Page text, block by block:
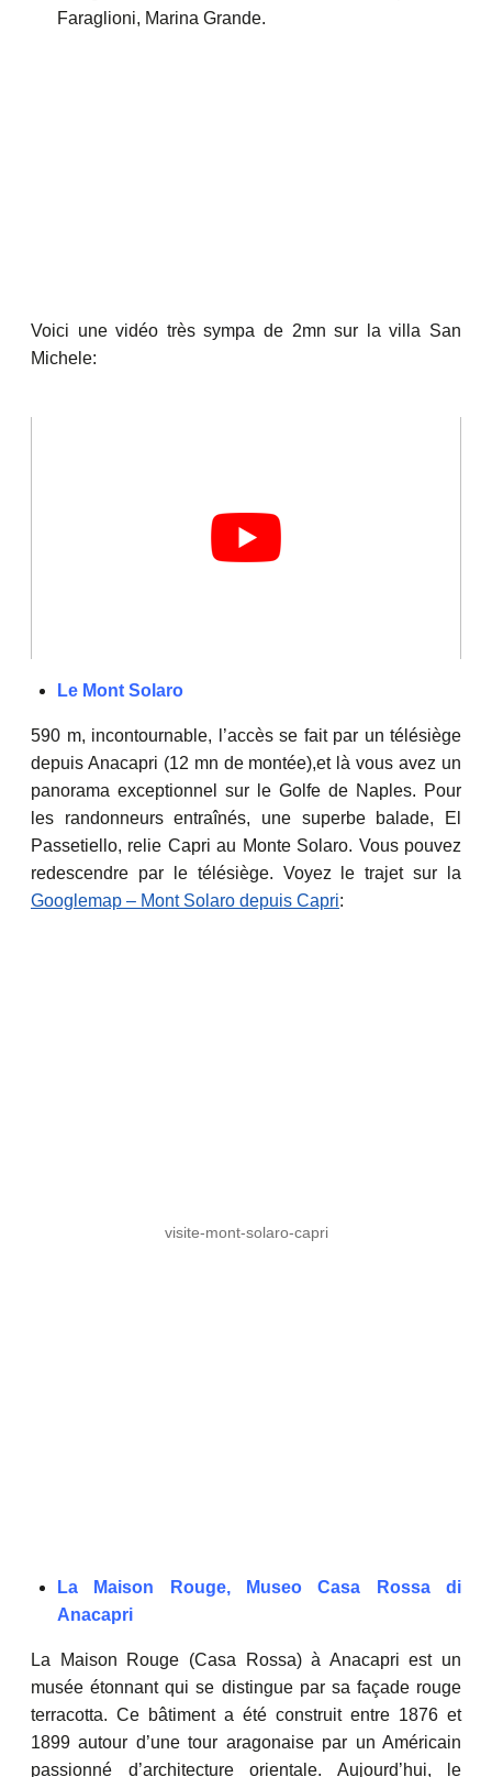
Faraglioni, Marina Grande.
Voici une vidéo très sympa de 2mn sur la villa San
Michele:
Le Mont Solaro
590 m, incontournable, l’accès se fait par un télésiège
depuis Anacapri (12 mn de montée),et là vous avez un
panorama exceptionnel sur le Golfe de Naples. Pour
les randonneurs entraînés, une superbe balade, El
Passetiello, relie Capri au Monte Solaro. Vous pouvez
redescendre par le télésiège. Voyez le trajet sur la
Googlemap – Mont Solaro depuis Capri:
visite-mont-solaro-capri
La Maison Rouge, Museo Casa Rossa di
Anacapri
La Maison Rouge (Casa Rossa) à Anacapri est un
musée étonnant qui se distingue par sa façade rouge
terracotta. Ce bâtiment a été construit entre 1876 et
1899 autour d’une tour aragonaise par un Américain
passionné d’architecture orientale. Aujourd’hui, le